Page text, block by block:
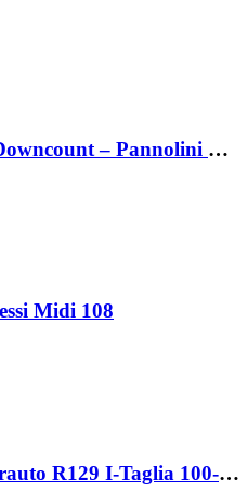
– Pannolini per Bambini
Midi 108
R129 I-Taglia 100-150 cm